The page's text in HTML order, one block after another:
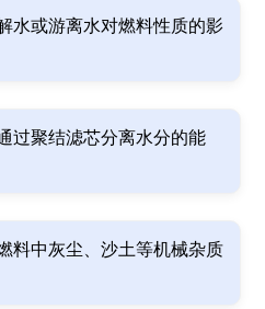
水或游离水对燃料性质的影
过聚结滤芯分离水分的能
料中灰尘、沙土等机械杂质